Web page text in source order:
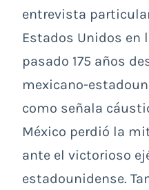
entrevista
Estados Unidos en
pasado 175 años
mexicano-
como señala
México perdió la
ante el victorioso
estadounidense.